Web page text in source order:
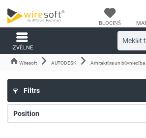
BLOCIŅŠ
IZVĒLNE
Wiresoft AUTODESK Arhitektūra un būvniecība
Filtrs